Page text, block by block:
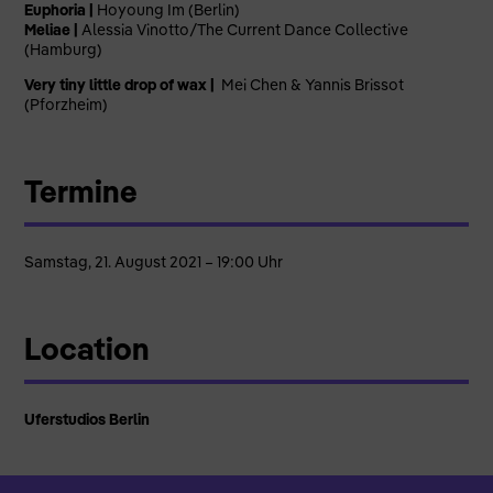
Euphoria | Hoyoung Im (Berlin)
Meliae | Alessia Vinotto/The Current Dance Collective
(Hamburg)
Very tiny little drop of wax | Mei Chen & Yannis Brissot
(Pforzheim)
Termine
Samstag, 21. August 2021 – 19:00 Uhr
Location
Uferstudios Berlin